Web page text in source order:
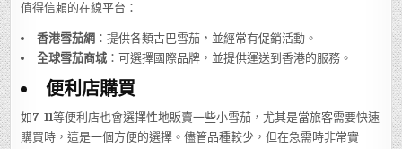
值得信賴的在線平台：
香港雪茄網 ：提供各類古巴雪茄，並經常有促銷活動。
全球雪茄商城 ：可選擇國際品牌，並提供運送到香港的服務。
便利店購買
如7-11等便利店也會選擇性地販賣一些小雪茄，尤其是當旅客需要快速
購買時，這是一個方便的選擇。儘管品種較少，但在急需時非常實